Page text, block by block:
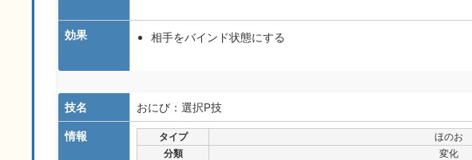
効果 相手をバインド状態にする
技名 おにび：選択P技
情報 タイプ
ほのお
分類
変化